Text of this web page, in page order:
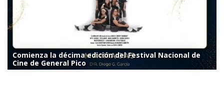
Comienza la décima edición del Festival Nacional de
Cine de General Pico